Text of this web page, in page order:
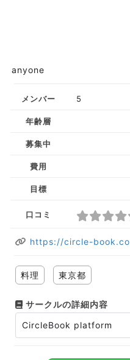
anyone
メンバー 5
年齢層
募集中
費用
目標
口コミ
https://circle-
料理 東京都
サークルの詳細内容
CircleBook platform